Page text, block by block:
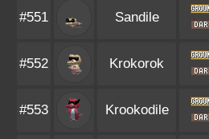
#551 Sandile
#552 Krokorok
#553 Krookodile